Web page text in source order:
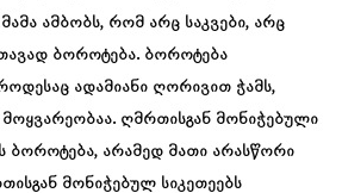
ამბობს, რომ არც საკვები, არც
ბოროტება. ბოროტება
ადამიანი ღორივით ჭამს,
ღმრთისგან მონიჭებული
ბოროტება, არამედ მათი არასწორი
მონიჭებულ სიკეთეებს